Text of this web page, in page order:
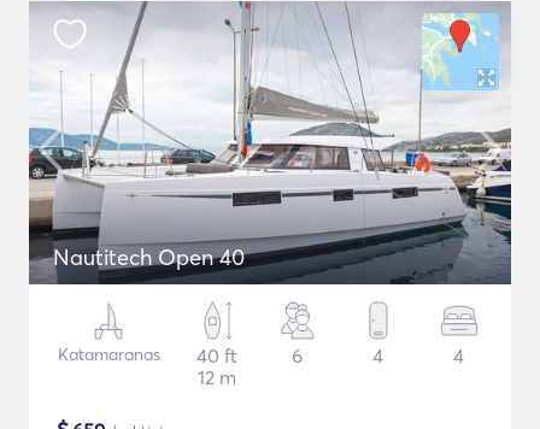
Nautitech Open 40
Katamaranas
40 ft
12 m
6 4 4